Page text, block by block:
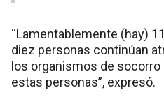
“Lamentablemente (hay)
diez personas continúan
los organismos de
estas personas”, expresó.